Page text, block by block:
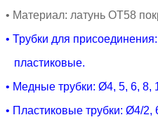
• Материал: латунь ОТ58
• Трубки для
пластиковые.
• Медные трубки: Ø4, 5, 6, 8,
• Пластиковые трубки: Ø4/2,